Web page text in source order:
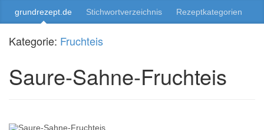
grundrezept.de Stichwortverzeichnis Rezeptkategorien
Kategorie: Fruchteis
Saure-Sahne-Fruchteis